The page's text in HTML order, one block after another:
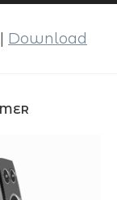
| Download